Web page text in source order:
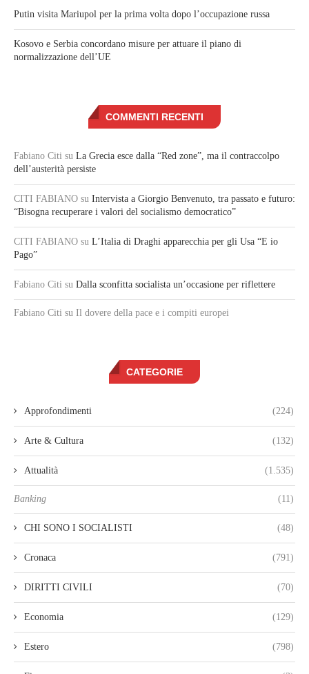
Putin visita Mariupol per la prima volta dopo l’occupazione russa
Kosovo e Serbia concordano misure per attuare il piano di
normalizzazione dell’UE
COMMENTI RECENTI
Fabiano Citi su La Grecia esce dalla “Red zone”, ma il contraccolpo
dell’austerità persiste
CITI FABIANO su Intervista a Giorgio Benvenuto, tra passato e futuro:
“Bisogna recuperare i valori del socialismo democratico”
CITI FABIANO su L’Italia di Draghi apparecchia per gli Usa “E io
Pago”
Fabiano Citi su Dalla sconfitta socialista un’occasione per riflettere
Fabiano Citi su Il dovere della pace e i compiti europei
CATEGORIE
Approfondimenti (224)
Arte & Cultura (132)
Attualità (1.535)
Banking (11)
CHI SONO I SOCIALISTI (48)
Cronaca (791)
DIRITTI CIVILI (70)
Economia (129)
Estero (798)